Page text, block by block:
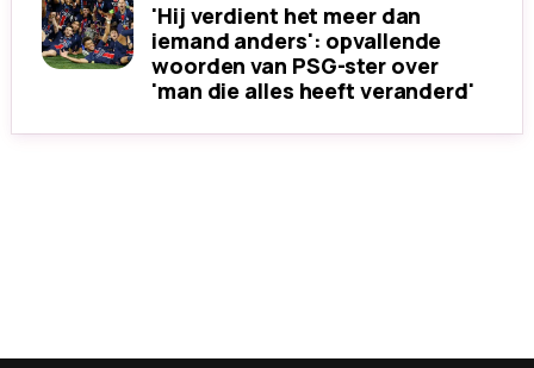
'Hij verdient het meer dan
iemand anders': opvallende
woorden van PSG-ster over
'man die alles heeft veranderd'